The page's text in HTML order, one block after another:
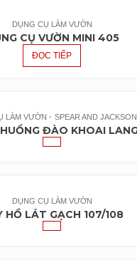
DỤNG CỤ LÀM VƯỜN
CỤ VƯỜN MINI 405
ĐỌC TIẾP
LÀM VƯỜN SPEAR AND JACKSON
ĐÀO KHOAI
DỤNG CỤ LÀM VƯỜN
HỒ LÁT GẠCH 107/108